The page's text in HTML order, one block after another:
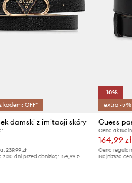
kodem: OFF*
damski z imitacji skóry
239,99 zł
z 30 dni przed obniżką: 154,99 zł
-10%
extra -5%
Guess
Cena
164,99 zł
Cena
Najniższa